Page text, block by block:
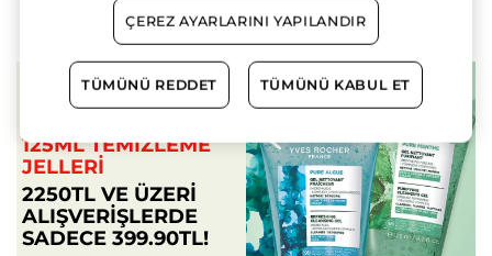
GÜNCELKAMPANYALAR
ÖNE ÇIKAN KAMPANYA
125ML TEMIZLEME
JELLERI
2250TL VE ÜZERI
ALIŞVERIŞLERDE
SADECE 399.90TL!
ÇEREZ AYARLARINI YAPILANDIR
TÜMÜNÜ REDDET TÜMÜNÜ KABUL ET